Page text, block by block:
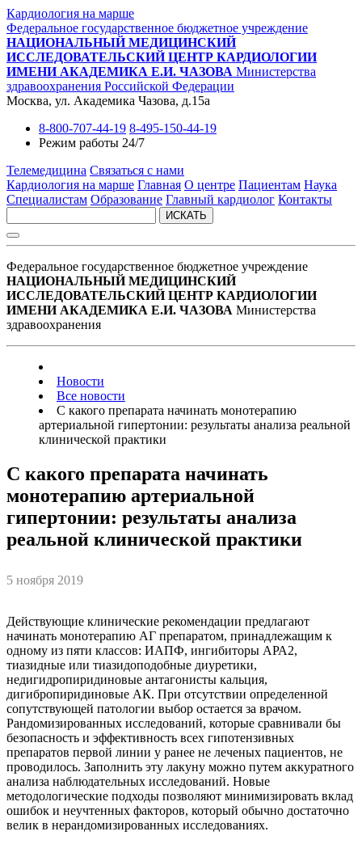
Кардиология на марше
Федеральное государственное бюджетное учреждение
НАЦИОНАЛЬНЫЙ МЕДИЦИНСКИЙ
ИССЛЕДОВАТЕЛЬСКИЙ ЦЕНТР КАРДИОЛОГИИ
ИМЕНИ АКАДЕМИКА Е.И. ЧАЗОВА Министерства
здравоохранения Российской Федерации
Москва, ул. Академика Чазова, д.15а
8-800-707-44-19 8-495-150-44-19
Режим работы 24/7
Телемедицина Связаться с нами
Кардиология на марше Главная О центре Пациентам Наука
Специалистам Образование Главный кардиолог Контакты
ИСКАТЬ
Федеральное государственное бюджетное учреждение
НАЦИОНАЛЬНЫЙ МЕДИЦИНСКИЙ
ИССЛЕДОВАТЕЛЬСКИЙ ЦЕНТР КАРДИОЛОГИИ
ИМЕНИ АКАДЕМИКА Е.И. ЧАЗОВА Министерства
здравоохранения
Новости
Все новости
С какого препарата начинать монотерапию
артериальной гипертонии: результаты анализа реальной
клинической практики
С какого препарата начинать
монотерапию артериальной
гипертонии: результаты анализа
реальной клинической практики
5 ноября 2019
Действующие клинические рекомендации предлагают
начинать монотерапию АГ препаратом, принадлежащим к
одному из пяти классов: ИАПФ, ингибиторы АРА2,
тиазидные или тиазидоподобные диуретики,
недигидропиридиновые антагонисты кальция,
дигибропиридиновые АК. При отсутствии определенной
сопутствующей патологии выбор остается за врачом.
Рандомизированных исследований, которые сравнивали бы
безопасность и эффективность всех гипотензивных
препаратов первой линии у ранее не леченых пациентов, не
проводилось. Заполнить эту лакуну можно путем аккуратного
анализа наблюдательных исследований. Новые
методологические подходы позволяют минимизировать вклад
ошибок и неучтенных факторов, который обычно достаточно
велик в нерандомизированных исследованиях.